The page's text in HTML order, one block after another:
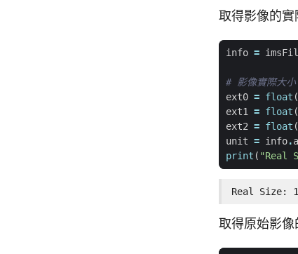
取得影像的實
info =
# 影像實際大小
ext0 = float (
ext1 = float (
ext2 = float (
unit = info.
print ( "Real
Real Size:
取得原始影像